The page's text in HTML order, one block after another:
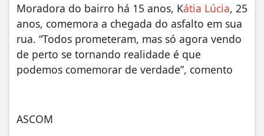
Moradora do bairro há 15 anos, Kátia Lúcia, 25
anos, comemora a chegada do asfalto em sua
rua. “Todos prometeram, mas só agora vendo
de perto se tornando realidade é que
podemos comemorar de verdade”, comento
ASCOM